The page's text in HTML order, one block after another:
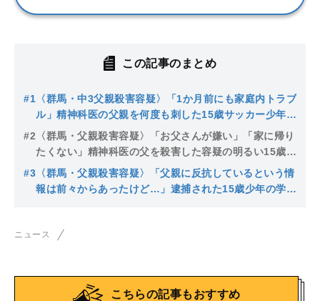
この記事のまとめ
#1 〈群馬・中3父親殺害容疑〉「1か月前にも家庭内トラブ
ル」精神科医の父親を何度も刺した15歳サッカー少年、
母と娘の帰省中に起きた悲劇「細身で無口」「まだ新築
なのに…」
#2 〈群馬・父親殺害容疑〉「お父さんが嫌い」「家に帰り
たくない」精神科医の父を殺害した容疑の明るい15歳サ
ッカー少年は遺体を放置し友人と外出…1カ月前には父
と殴り合いのケンカ
#3 〈群馬・父親殺害容疑〉「父親に反抗しているという情
報は前々からあったけど…」逮捕された15歳少年の学校
ニュース
こちらの記事もおすすめ